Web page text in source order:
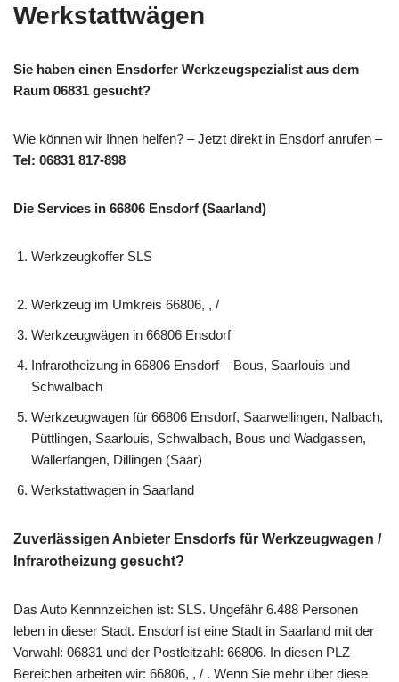
Werkstattwägen
Sie haben einen Ensdorfer Werkzeugspezialist aus dem
Raum 06831 gesucht?
Wie können wir Ihnen helfen? – Jetzt direkt in Ensdorf anrufen –
Tel: 06831 817-898
Die Services in 66806 Ensdorf (Saarland)
Werkzeugkoffer SLS
Werkzeug im Umkreis 66806, , /
Werkzeugwägen in 66806 Ensdorf
Infrarotheizung in 66806 Ensdorf – Bous, Saarlouis und
Schwalbach
Werkzeugwagen für 66806 Ensdorf, Saarwellingen, Nalbach,
Püttlingen, Saarlouis, Schwalbach, Bous und Wadgassen,
Wallerfangen, Dillingen (Saar)
Werkstattwagen in Saarland
Zuverlässigen Anbieter Ensdorfs für Werkzeugwagen /
Infrarotheizung gesucht?
Das Auto Kennnzeichen ist: SLS. Ungefähr 6.488 Personen
leben in dieser Stadt. Ensdorf ist eine Stadt in Saarland mit der
Vorwahl: 06831 und der Postleitzahl: 66806. In diesen PLZ
Bereichen arbeiten wir: 66806, , / . Wenn Sie mehr über diese